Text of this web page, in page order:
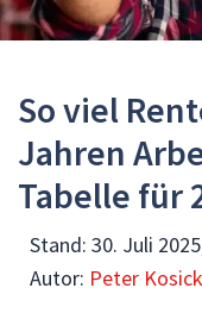
So viel
Jahren
Tabelle für
Stand: 30. Juli
Autor: Peter Kosick